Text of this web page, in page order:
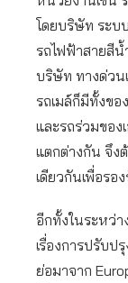
โดยบริษัท ระบ
รถไฟฟ้าสายสีน้
บริษัท ทางด่วน
รถเมล์ก็มีทั้งขอ
และรถร่วมของ
แตกต่างกัน จึง
เดียวกันเพื่อรอ
อีกทั้งในระหว่
เรื่องการปรับป
ย่อมาจาก